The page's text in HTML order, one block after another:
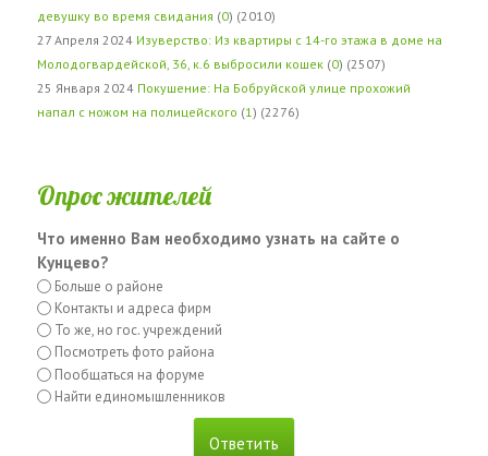
девушку во время свидания (0) (2010)
27 Апреля 2024 Изуверство: Из квартиры с 14-го этажа в доме на
Молодогвардейской, 36, к.6 выбросили кошек (0) (2507)
25 Января 2024 Покушение: На Бобруйской улице прохожий
напал с ножом на полицейского (1 ) (2276)
Опрос жителей
Что именно Вам необходимо узнать на сайте о
Кунцево?
Больше о районе
Контакты и адреса фирм
То же, но гос. учреждений
Посмотреть фото района
Пообщаться на форуме
Найти единомышленников